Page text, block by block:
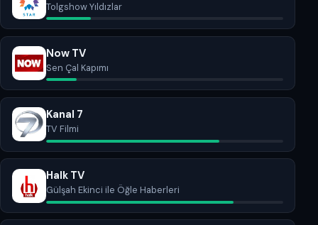
Tolgshow Yıldızlar
Now TV
Sen Çal Kapımı
Kanal 7
TV Filmi
Halk TV
Gülşah Ekinci ile Öğle Haberleri